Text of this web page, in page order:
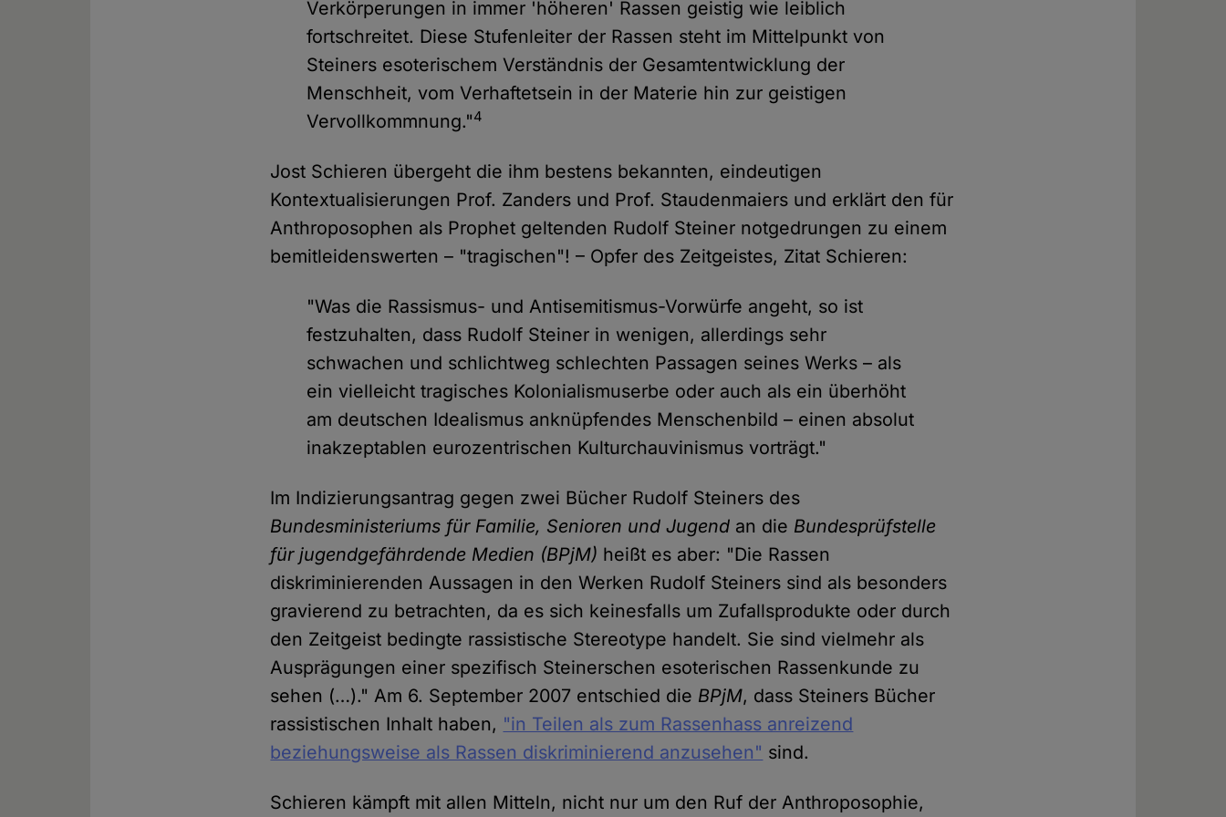
Verkörperungen in immer 'höheren' Rassen geistig wie leiblich
fortschreitet. Diese Stufenleiter der Rassen steht im Mittelpunkt von
Steiners esoterischem Verständnis der Gesamtentwicklung der
Menschheit, vom Verhaftetsein in der Materie hin zur geistigen
Vervollkommnung."4
Jost Schieren übergeht die ihm bestens bekannten, eindeutigen
Kontextualisierungen Prof. Zanders und Prof. Staudenmaiers und erklärt den für
Anthroposophen als Prophet geltenden Rudolf Steiner notgedrungen zu einem
bemitleidenswerten – "tragischen"! – Opfer des Zeitgeistes, Zitat Schieren:
"Was die Rassismus- und Antisemitismus-Vorwürfe angeht, so ist
festzuhalten, dass Rudolf Steiner in wenigen, allerdings sehr
schwachen und schlichtweg schlechten Passagen seines Werks – als
ein vielleicht tragisches Kolonialismuserbe oder auch als ein überhöht
am deutschen Idealismus anknüpfendes Menschenbild – einen absolut
inakzeptablen eurozentrischen Kulturchauvinismus vorträgt."
Im Indizierungsantrag gegen zwei Bücher Rudolf Steiners des
Bundesministeriums für Familie, Senioren und Jugend an die Bundesprüfstelle
für jugendgefährdende Medien (BPjM) heißt es aber: "Die Rassen
diskriminierenden Aussagen in den Werken Rudolf Steiners sind als besonders
gravierend zu betrachten, da es sich keinesfalls um Zufallsprodukte oder durch
den Zeitgeist bedingte rassistische Stereotype handelt. Sie sind vielmehr als
Ausprägungen einer spezifisch Steinerschen esoterischen Rassenkunde zu
sehen (…)." Am 6. September 2007 entschied die BPjM, dass Steiners Bücher
rassistischen Inhalt haben, "in Teilen als zum Rassenhass anreizend
beziehungsweise als Rassen diskriminierend anzusehen" sind.
Schieren kämpft mit allen Mitteln, nicht nur um den Ruf der Anthroposophie,